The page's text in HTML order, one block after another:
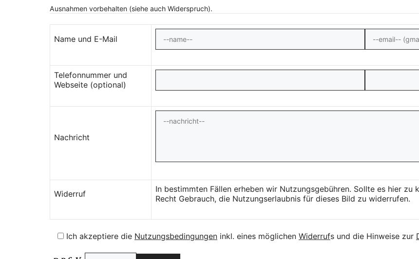
Ausnahmen vorbehalten (siehe auch Widerspruch).
Name und E-Mail
Telefonnummer und
Webseite (optional)
Nachricht
Widerruf
In bestimmten Fällen erheben wir Nutzungsgebühren. Sollte es hier zu
Recht Gebrauch, die Nutzungserlaubnis für dieses Bild zu widerrufen.
Ich akzeptiere die Nutzungsbedingungen inkl. eines möglichen Widerrufs und die Hinweise zur